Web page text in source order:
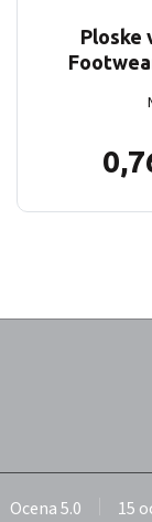
Ploske
Ocena 5.0 15